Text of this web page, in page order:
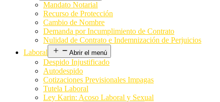
Mandato Notarial
Recurso de Protección
Cambio de Nombre
Demanda por Incumplimiento de Contrato
Nulidad de Contrato e Indemnización de Perjuicios
Laboral
Abrir el menú
Despido Injustificado
Autodespido
Cotizaciones Previsionales Impagas
Tutela Laboral
Ley Karin: Acoso Laboral y Sexual